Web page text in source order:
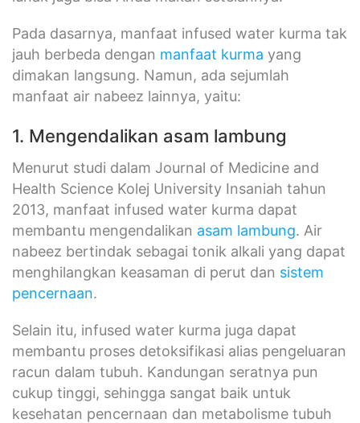
Pada dasarnya, manfaat infused water kurma tak
jauh berbeda dengan manfaat kurma yang
dimakan langsung. Namun, ada sejumlah
manfaat air nabeez lainnya, yaitu:
1. Mengendalikan asam lambung
Menurut studi dalam Journal of Medicine and
Health Science Kolej University Insaniah tahun
2013, manfaat infused water kurma dapat
membantu mengendalikan asam lambung. Air
nabeez bertindak sebagai tonik alkali yang dapat
menghilangkan keasaman di perut dan sistem
pencernaan.
Selain itu, infused water kurma juga dapat
membantu proses detoksifikasi alias pengeluaran
racun dalam tubuh. Kandungan seratnya pun
cukup tinggi, sehingga sangat baik untuk
kesehatan pencernaan dan metabolisme tubuh